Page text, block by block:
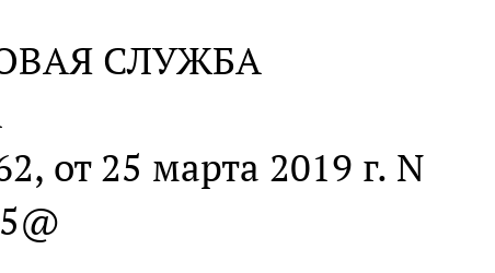
СЛУЖБА
от 25 марта 2019 г. N